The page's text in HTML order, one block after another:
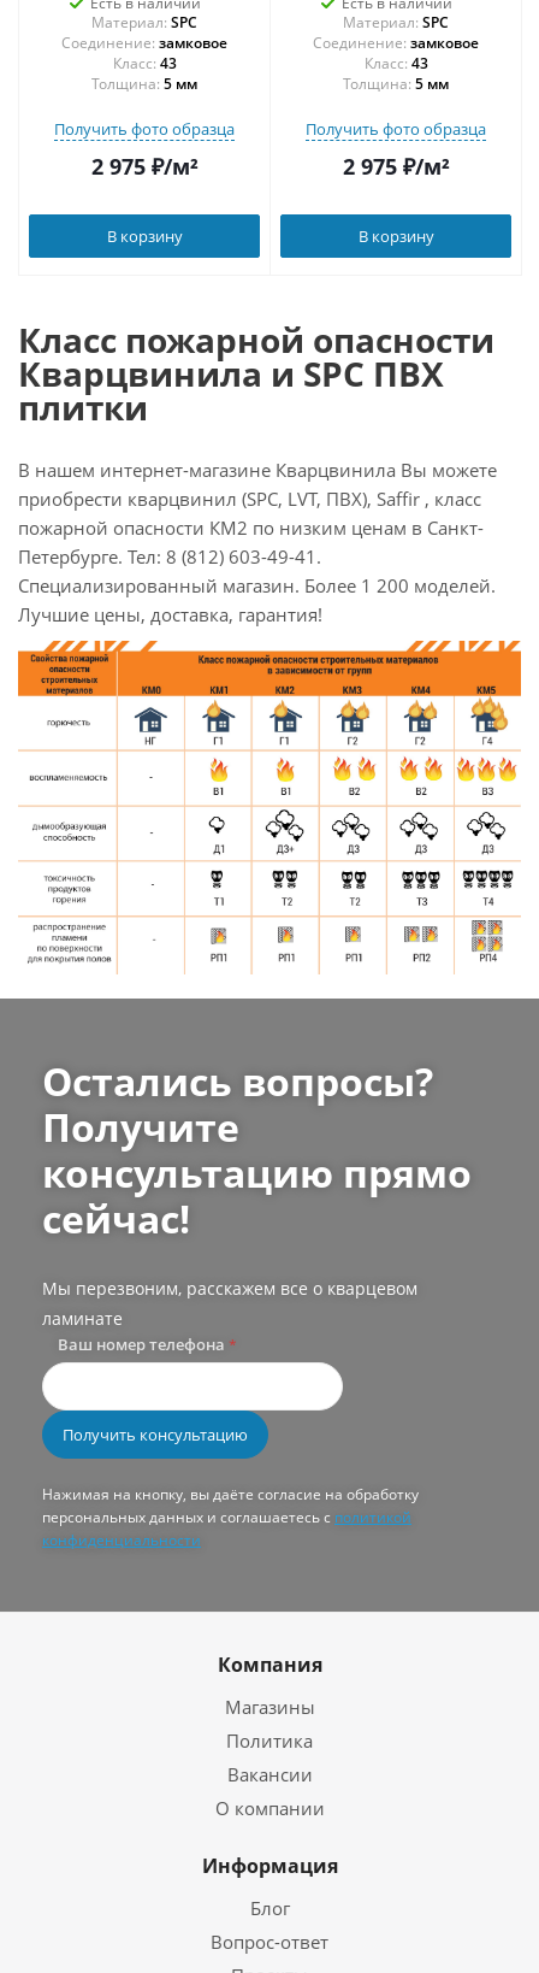
Материал: SPC
Соединение: замковое
43
Толщина: 5 мм
Получить фото образца
2 975₽/м²
В корзину
Материал: SPC
Соединение: замковое
43
Толщина: 5 мм
Получить фото образца
2 975₽/м²
В корзину
Класс пожарной опасности
Кварцвинила и SPC ПВХ
плитки
В нашем интернет-магазине Кварцвинила Вы можете
приобрести кварцвинил (SPC, LVT, ПВХ), Saffir , класс
пожарной опасности КМ2 по низким ценам в Санкт-
Петербурге. Тел: 8 (812) 603-49-41.
Специализированный магазин. Более 1 200 моделей.
Лучшие цены, доставка, гарантия!
Остались вопросы?
Получите
консультацию прямо
сейчас!
Мы перезвоним, расскажем все о кварцевом
ламинате
Ваш номер телефона *
Нажимая на кнопку, вы даёте согласие на обработку
персональных данных и соглашаетесь с политикой
конфиденциальности
Компания
Магазины
Политика
Вакансии
О компании
Информация
Блог
Вопрос-ответ